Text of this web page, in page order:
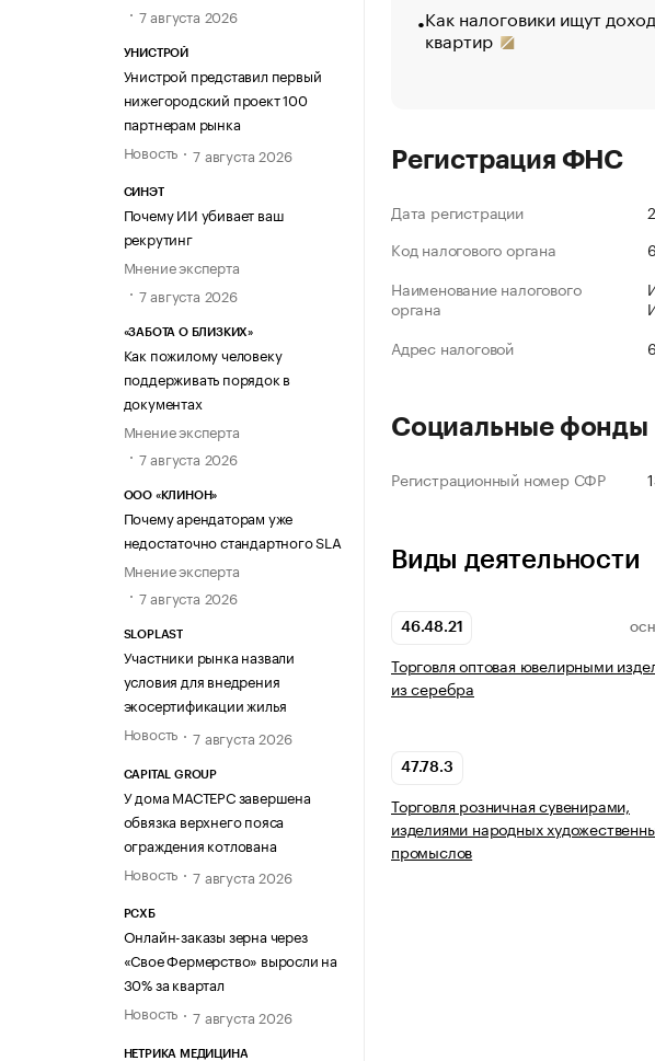
7 августа 2026
УНИСТРОЙ
Унистрой представил первый
нижегородский проект 100
партнерам рынка
Новость
7 августа 2026
СИНЭТ
Почему ИИ убивает ваш
рекрутинг
Мнение эксперта
7 августа 2026
«ЗАБОТА О БЛИЗКИХ»
Как пожилому человеку
поддерживать порядок в
документах
Мнение эксперта
7 августа 2026
ООО «КЛИНОН»
Почему арендаторам уже
недостаточно стандартного SLA
Мнение эксперта
7 августа 2026
SLOPLAST
Участники рынка назвали
условия для внедрения
экосертификации жилья
Новость
7 августа 2026
CAPITAL GROUP
У дома МАСТЕРС завершена
обвязка верхнего пояса
ограждения котлована
Новость
7 августа 2026
РСХБ
Онлайн-заказы зерна через
«Свое Фермерство» выросли на
30% за квартал
Новость
7 августа 2026
НЕТРИКА МЕДИЦИНА
Как налоговики ищут
квартир
Регистрация ФНС
Дата регистрации
Код налогового органа
Наименование налогового
органа
Адрес налоговой
Социальные фонды
Регистрационный номер СФР
Виды деятельности
46.48.21
Торговля оптовая ювелирными
из серебра
47.78.3
Торговля розничная сувенирами,
изделиями народных
промыслов